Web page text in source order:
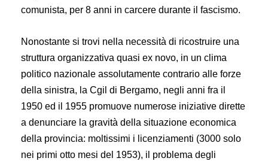
comunista, per 8 anni in carcere durante il fascismo.
Nonostante si trovi nella necessità di ricostruire una
struttura organizzativa quasi ex novo, in un clima
politico nazionale assolutamente contrario alle forze
della sinistra, la Cgil di Bergamo, negli anni fra il
1950 ed il 1955 promuove numerose iniziative dirette
a denunciare la gravità della situazione economica
della provincia: moltissimi i licenziamenti (3000 solo
nei primi otto mesi del 1953), il problema degli